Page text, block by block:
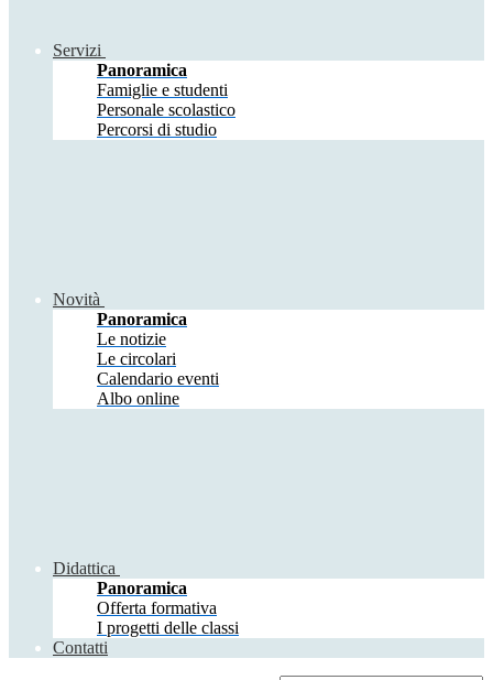
Servizi
Panoramica
Famiglie e studenti
Personale scolastico
Percorsi di studio
Novità
Panoramica
Le notizie
Le circolari
Calendario eventi
Albo online
Didattica
Panoramica
Offerta formativa
I progetti delle classi
Contatti